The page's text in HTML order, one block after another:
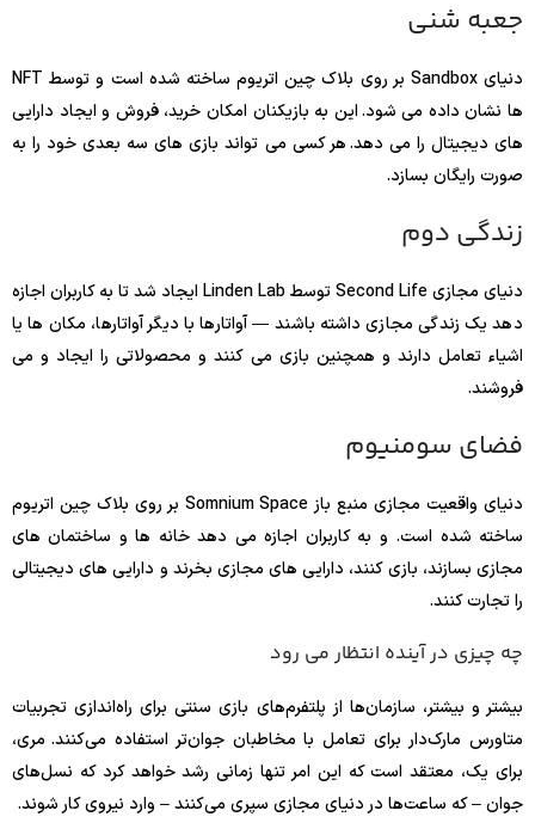
جعبه شنی
دنیای Sandbox بر روی بلاک چین اتریوم ساخته شده است و توسط NFT
ها نشان داده می شود. این به بازیکنان امکان خرید، فروش و ایجاد دارایی
های دیجیتال را می دهد. هر کسی می تواند بازی های سه بعدی خود را به
صورت رایگان بسازد.
زندگی دوم
دنیای مجازی Second Life توسط Linden Lab ایجاد شد تا به کاربران اجازه
دهد یک زندگی مجازی داشته باشند — آواتارها با دیگر آواتارها، مکان ها یا
اشیاء تعامل دارند و همچنین بازی می کنند و محصولاتی را ایجاد و می
فروشند.
فضای سومنیوم
دنیای واقعیت مجازی منبع باز Somnium Space بر روی بلاک چین اتریوم
ساخته شده است. و به کاربران اجازه می دهد خانه ها و ساختمان های
مجازی بسازند، بازی کنند، دارایی های مجازی بخرند و دارایی های دیجیتالی
را تجارت کنند.
چه چیزی در آینده انتظار می رود
بیشتر و بیشتر، سازمان‌ها از پلتفرم‌های بازی سنتی برای راه‌اندازی تجربیات
متاورس مارک‌دار برای تعامل با مخاطبان جوان‌تر استفاده می‌کنند. مری،
برای یک، معتقد است که این امر تنها زمانی رشد خواهد کرد که نسل‌های
جوان – که ساعت‌ها در دنیای مجازی سپری می‌کنند – وارد نیروی کار شوند.